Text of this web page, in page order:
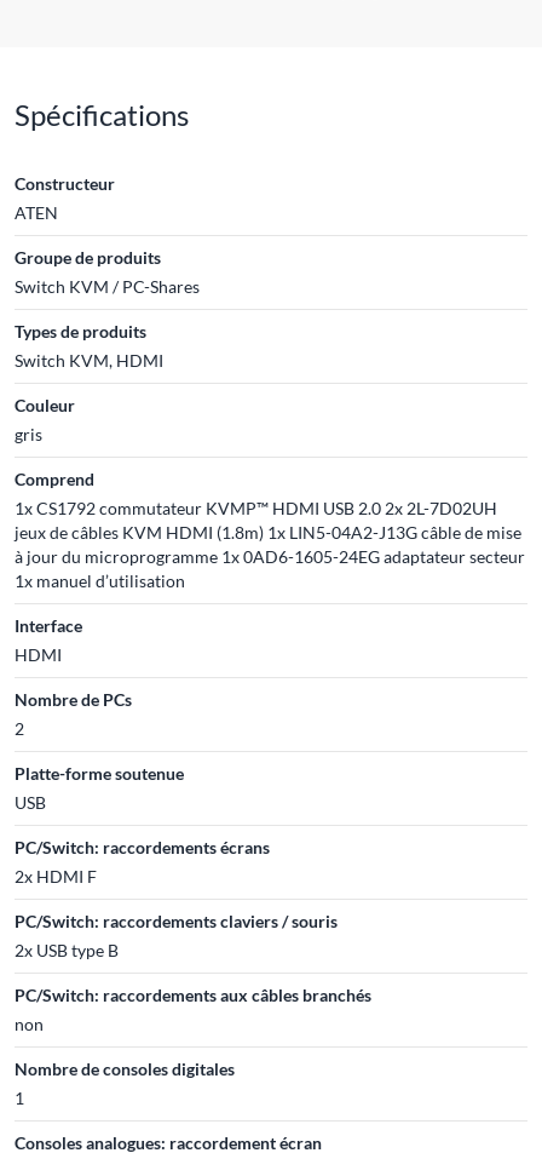
Spécifications
Constructeur
ATEN
Groupe de produits
Switch KVM / PC-Shares
Types de produits
Switch KVM, HDMI
Couleur
gris
Comprend
1x CS1792 commutateur KVMP™ HDMI USB 2.0 2x 2L-7D02UH
jeux de câbles KVM HDMI (1.8m) 1x LIN5-04A2-J13G câble de mise
à jour du microprogramme 1x 0AD6-1605-24EG adaptateur secteur
1x manuel d’utilisation
Interface
HDMI
Nombre de PCs
2
Platte-forme soutenue
USB
PC/Switch: raccordements écrans
2x HDMI F
PC/Switch: raccordements claviers / souris
2x USB type B
PC/Switch: raccordements aux câbles branchés
non
Nombre de consoles digitales
1
Consoles analogues: raccordement écran